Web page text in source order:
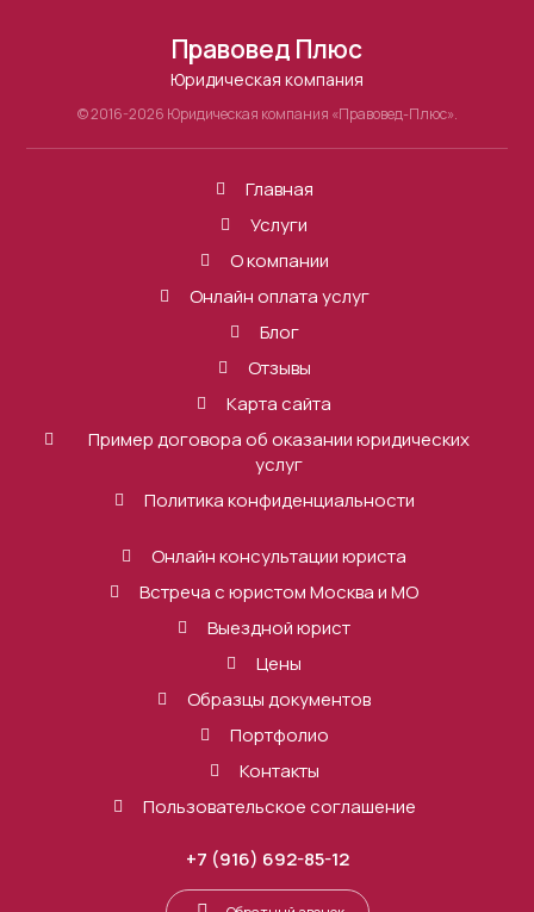
Правовед Плюс
Юридическая компания
© 2016-2026 Юридическая компания «Правовед-Плюс».
Главная
Услуги
О компании
Онлайн оплата услуг
Блог
Отзывы
Карта сайта
Пример договора об оказании юридических
услуг
Политика конфиденциальности
Онлайн консультации юриста
Встреча с юристом Москва и МО
Выездной юрист
Цены
Образцы документов
Портфолио
Контакты
Пользовательское соглашение
+7 (916) 692-85-12